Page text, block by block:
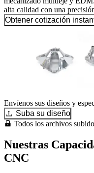
alta calidad con una
Obtener cotización
Envíenos sus diseños y
Suba su diseño
Todos los archivos
Nuestras
CNC